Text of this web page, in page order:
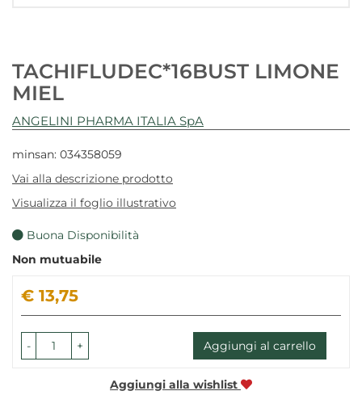
TACHIFLUDEC*16BUST LIMONE
MIEL
ANGELINI PHARMA ITALIA SpA
minsan: 034358059
Vai alla descrizione prodotto
Visualizza il foglio illustrativo
Buona Disponibilità
Non mutuabile
Prezzo
€ 13,75
- + Aggiungi al carrello
Aggiungi alla wishlist